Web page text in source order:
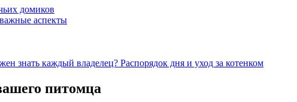
домиков
аспекты
знать каждый владелец? Распорядок дня и уход за котенком
питомца